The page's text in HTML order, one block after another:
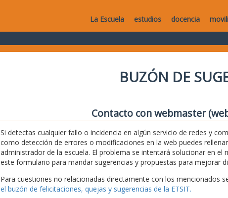
La Escuela estudios docencia
BUZÓN DE
Contacto con webmaster
Si detectas cualquier fallo o incidencia en algún servicio de redes y
como detección de errores o modificaciones en la web puedes
administrador de la escuela. El problema se intentará solucionar en
este formulario para mandar sugerencias y propuestas para mejorar
Para cuestiones no relacionadas directamente con los mencionados
el buzón de felicitaciones, quejas y sugerencias de la ETSIT.